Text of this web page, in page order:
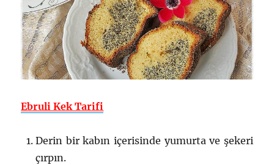
Ebruli Kek Tarifi
Derin bir kabın içerisinde yumurta ve şekeri
çırpın.